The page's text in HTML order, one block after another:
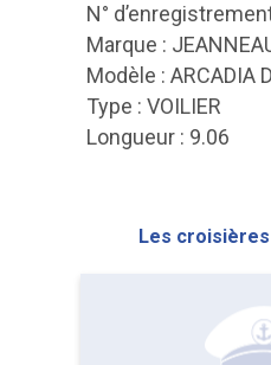
N°
Marque :
Modèle : ARCADIA
Type : VOILIER
Longueur : 9.06
Les croisières